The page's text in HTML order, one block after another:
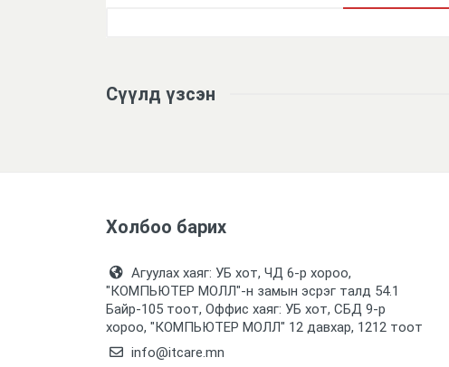
Сүүлд үзсэн
Холбоо барих
Агуулах хаяг: УБ хот, ЧД 6-р хороо,
"КОМПЬЮТЕР МОЛЛ᠌"-н замын эсрэг талд 54.1
Байр-105 тоот, Оффис хаяг: УБ хот, СБД 9-р
хороо, "КОМПЬЮТЕР МОЛЛ᠌" 12 давхар, 1212 тоот
info@itcare.mn